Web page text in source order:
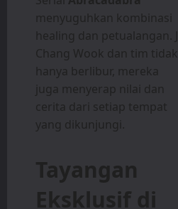
menyuguhkan kombinasi
healing dan petualangan. Ji
Chang Wook dan tim tidak
hanya berlibur, mereka
juga menyerap nilai dan
cerita dari setiap tempat
yang dikunjungi.
Tayangan
Eksklusif di